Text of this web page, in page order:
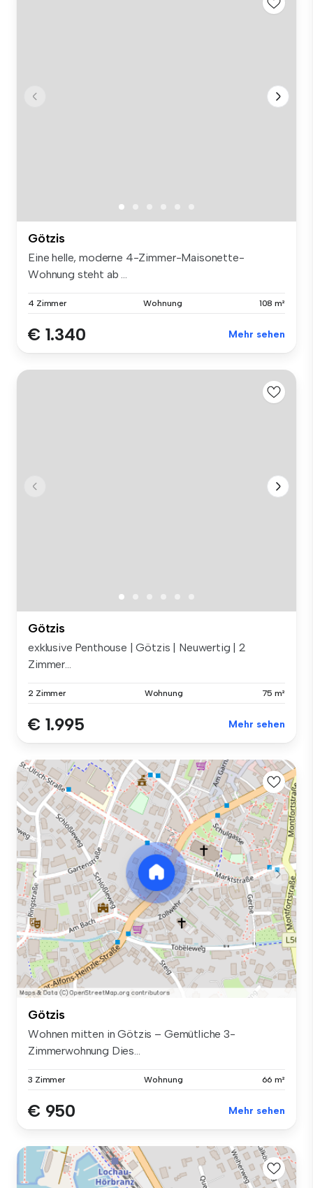
Götzis
Eine helle, moderne 4-Zimmer-Maisonette-
Wohnung steht ab ...
4 Zimmer Wohnung 108 m²
€ 1.340 Mehr sehen
Götzis
exklusive Penthouse | Götzis | Neuwertig | 2
Zimmer...
2 Zimmer Wohnung 75 m²
€ 1.995 Mehr sehen
Götzis
Wohnen mitten in Götzis – Gemütliche 3-
Zimmerwohnung Dies...
3 Zimmer Wohnung 66 m²
€ 950 Mehr sehen